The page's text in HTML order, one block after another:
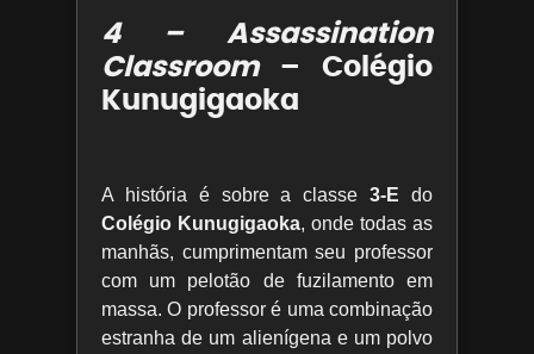
4 – Assassination
Classroom– Colégio
Kunugigaoka
A história é sobre a classe3-E do
Colégio Kunugigaoka, onde todas as
manhãs, cumprimentam seu professor
com um pelotão de fuzilamento em
massa. O professor é uma combinação
estranha de um alienígena e um polvo